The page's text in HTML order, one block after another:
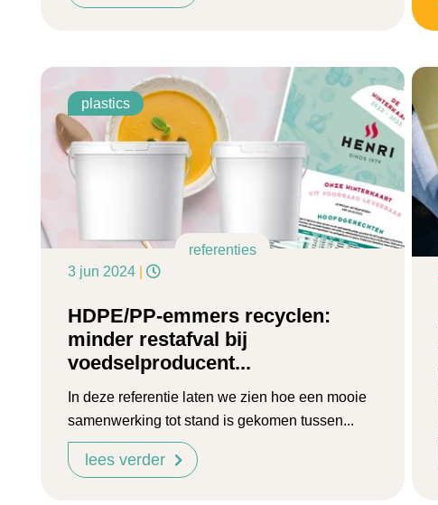
plastics
referenties
3 jun 2024
HDPE/PP-emmers recyclen:
minder restafval bij
voedselproducent...
In deze referentie laten we zien hoe een mooie
samenwerking tot stand is gekomen tussen...
lees verder